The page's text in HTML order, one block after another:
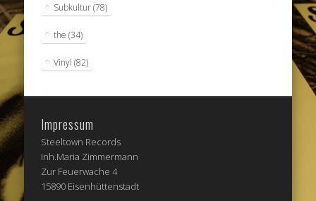
Subkultur(78)
the (34)
Vinyl (82)
Impressum
Steeltown Records
Inh.Maria Zimmermann
Zur Feuerwache 4
15890 Eisenhüttenstadt